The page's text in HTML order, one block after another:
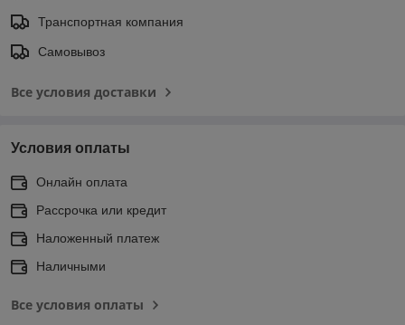
Транспортная компания
Самовывоз
Все условия доставки
Условия оплаты
Онлайн оплата
Рассрочка или кредит
Наложенный платеж
Наличными
Все условия оплаты